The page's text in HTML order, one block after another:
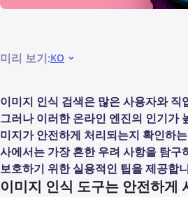
미리 보기:KO
이미지 인식 검색은 많은 사용자와 직
그러나 이러한 온라인 엔진의 인기가
미지가 안전하게 처리되는지 확인하
사에서는 가장 흔한 우려 사항을 탐구
보호하기 위한 실용적인 팁을 제공합
이미지 인식 도구는 안전하게